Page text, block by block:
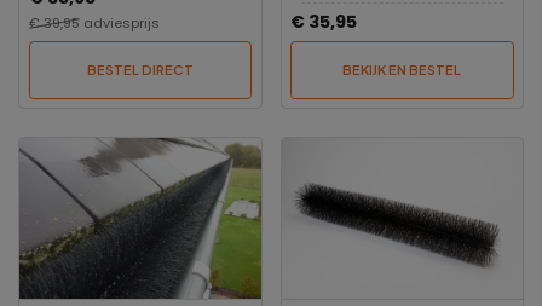
€ 39,95adviesprijs
BESTEL DIRECT
€ 35,95
BEKIJK EN BESTEL